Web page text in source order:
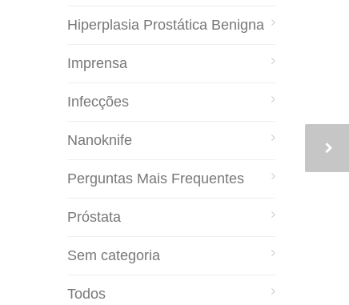
Hiperplasia Prostática Benigna
Imprensa
Infecções
Nanoknife
Perguntas Mais Frequentes
Próstata
Sem categoria
Todos